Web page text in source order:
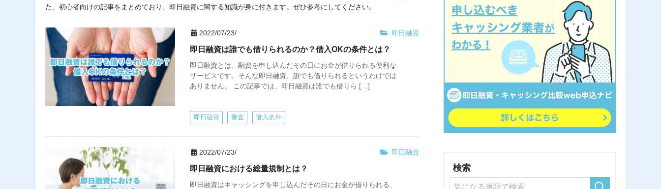
た、初心者向けの記事をまとめており、即日融資に関する知識が身に付きます。ぜひ参考にしてください。
即日融資
2022/07/23/
即日融資は誰でも借りられるのか？借入OKの条件とは？
即日融資とは、融資を申し込んだその日にお金が借りられる便利な
サービスです。そんな即日融資、誰でも借りられるというわけでは
ありません。 この記事では、即日融資は誰でも借りら […]
即日融資 審査 借入条件
即日融資
2022/07/23/
即日融資における総量規制とは？
即日融資はキャッシングを申し込んだその日にお金が借りられる、
検索